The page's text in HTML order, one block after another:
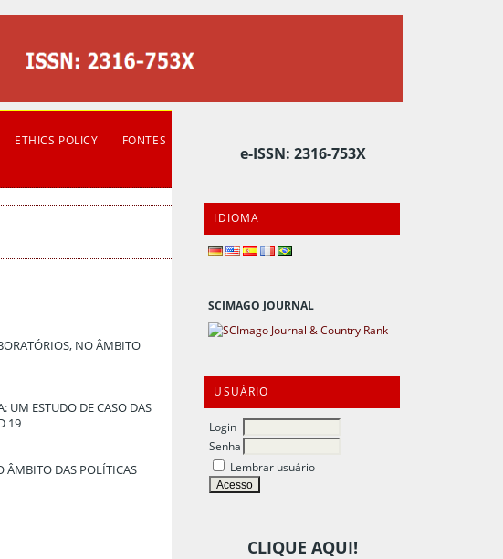
e-ISSN: 2316-753X
IDIOMA
SCIMAGO JOURNAL
USUÁRIO
Login
Senha
Lembrar usuário
CLIQUE AQUI!
ETHICS POLICY
FONTES
NO ÂMBITO
UM ESTUDO DE CASO DAS
19
ÂMBITO DAS POLÍTICAS